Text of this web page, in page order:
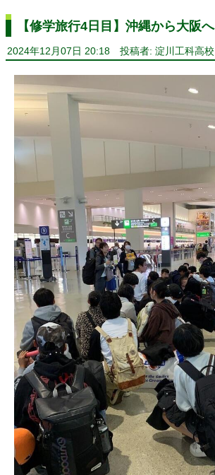
【修学旅行4日目】沖縄から大阪へ
2024年12月07日 20:18 投稿者: 淀川工科高校